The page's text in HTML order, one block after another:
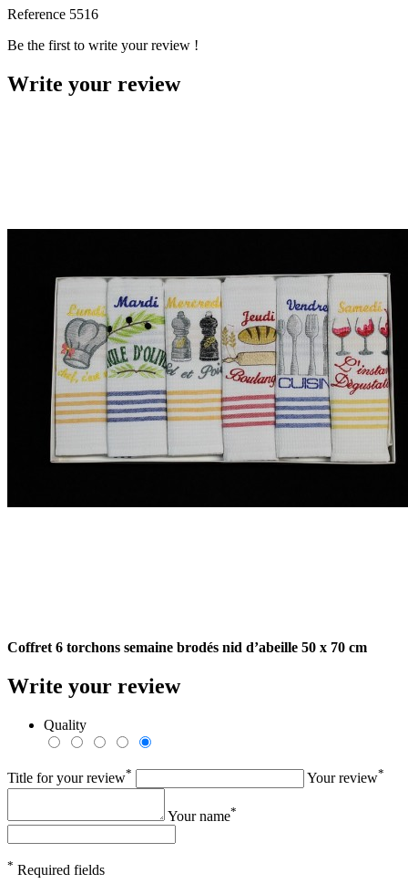
Reference 5516
Be the first to write your review !
Write your review
Coffret 6 torchons semaine brodés nid d’abeille 50 x 70 cm
Write your review
Quality
Title for your review* Your review*
Your name*
* Required fields